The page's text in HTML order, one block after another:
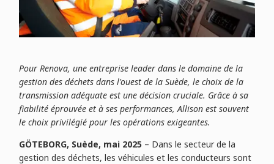
Pour Renova, une entreprise leader dans le domaine de la
gestion des déchets dans l'ouest de la Suède, le choix de la
transmission adéquate est une décision cruciale. Grâce à sa
fiabilité éprouvée et à ses performances, Allison est souvent
le choix privilégié pour les opérations exigeantes.
GÖTEBORG, Suède, mai 2025 – Dans le secteur de la
gestion des déchets, les véhicules et les conducteurs sont